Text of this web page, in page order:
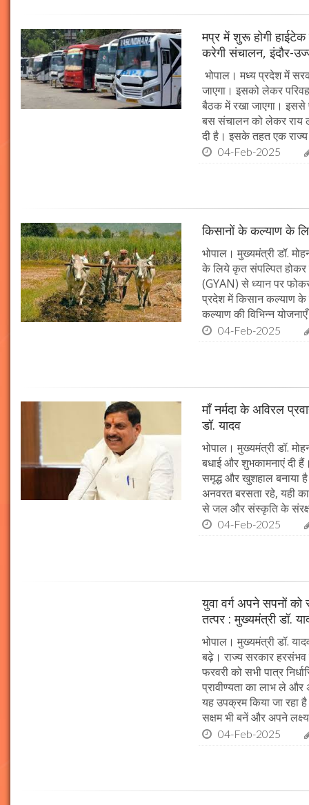
मप्र में शुरू होगी
करेगी संचालन, इंदौर-
भोपाल। मध्य प्रदेश में
जाएगा। इसको लेकर
बैठक में रखा जाएगा। इससे
बस संचालन को लेकर राय
दी है। इसके तहत एक
04-Feb-2025
किसानों के कल्याण के
भोपाल। मुख्यमंत्री डॉ.
के लिये कृत संपल्पित होकर
(GYAN) से ध्यान पर
प्रदेश में किसान कल्याण के
कल्याण की विभिन्न
04-Feb-2025
माँ नर्मदा के अविरल
डॉ. यादव
भोपाल। मुख्यमंत्री डॉ.
बधाई और शुभकामनाएं दी
समृद्ध और खुशहाल बनाया
अनवरत बरसता रहे, यही
से जल और संस्कृति के
04-Feb-2025
युवा वर्ग अपने सपनों
तत्पर : मुख्यमंत्री डॉ.
भोपाल। मुख्यमंत्री डॉ.
बढ़े। राज्य सरकार
फरवरी को सभी पात्र
प्रावीण्यता का लाभ ले और
यह उपक्रम किया जा रहा
सक्षम भी बनें और अपने
04-Feb-2025